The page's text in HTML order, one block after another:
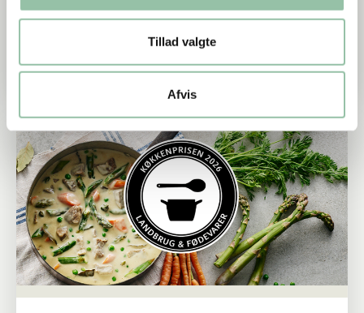
Tillad valgte
Afvis
kontinuerlig udvikling i branchen og hylde dem,
der går forrest for at udvikle deres kantine- og
spiseoplevelse.
Læs mere om Køkkenprisen